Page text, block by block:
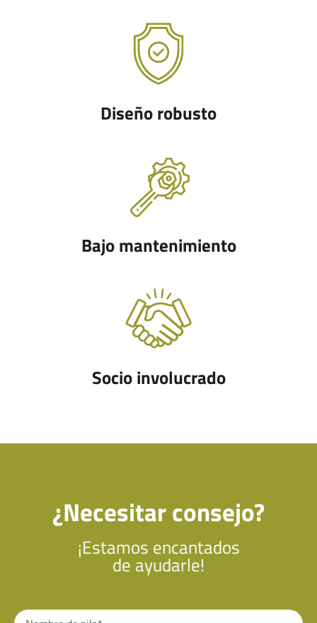
Diseño robusto
Bajo mantenimiento
Socio involucrado
¿Necesitar consejo?
¡Estamos encantados
de ayudarle!